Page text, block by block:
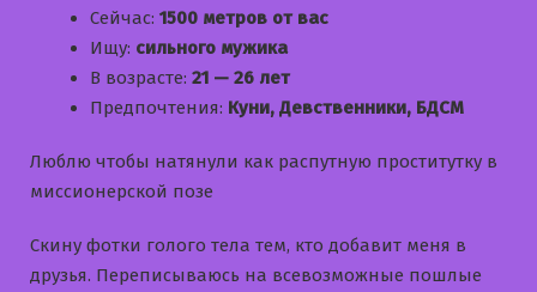
Сейчас: 1500 метров от вас
Ищу: сильного мужика
В возрасте: 21 — 26 лет
Предпочтения: Куни, Девственники, БДСМ
Люблю чтобы натянули как распутную проститутку в
миссионерской позе
Скину фотки голого тела тем, кто добавит меня в
друзья. Переписываюсь на всевозможные пошлые